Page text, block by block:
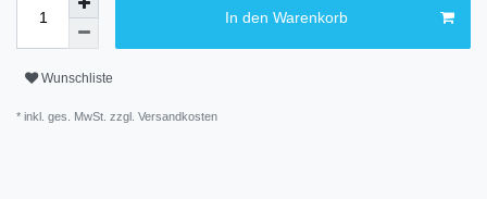
In den Warenkorb
Wunschliste
* inkl. ges. MwSt. zzgl. Versandkosten